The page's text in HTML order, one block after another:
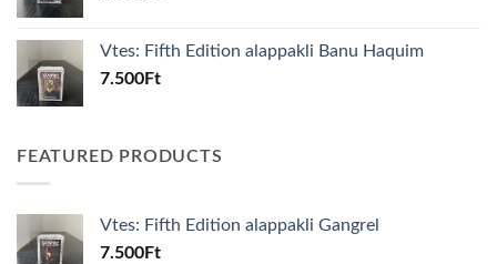
Vtes: Fifth Edition alappakli Banu Haquim
7.500Ft
FEATURED PRODUCTS
Vtes: Fifth Edition alappakli Gangrel
7.500Ft